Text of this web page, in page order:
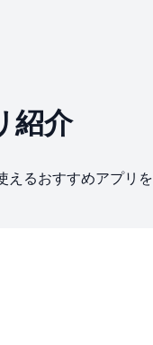
紹介
えるおすすめアプリを